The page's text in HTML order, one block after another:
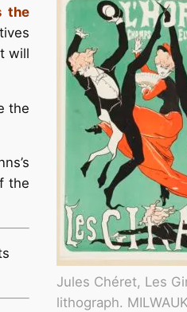
Jules Chéret, Les
lithograph.
the
will
the
the